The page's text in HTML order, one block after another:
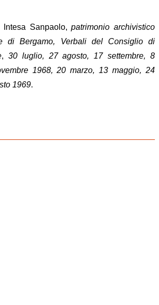
Intesa Sanpaolo,patrimonio archivistico
di Bergamo, Verbali del Consiglio di
, 30 luglio, 27 agosto, 17 settembre, 8
1968, 20 marzo, 13 maggio, 24
1969.